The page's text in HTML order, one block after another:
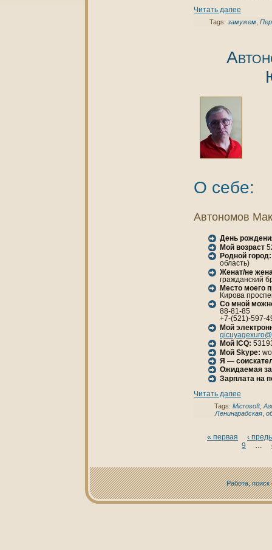
Читать далее
Tags: замужем,
О себе:
Автономов
День
Мой возраст
Родной город:
область)
Женaт/не
гражданский
Место моего
Кирова
Со мной
88-81-85
+7-(521)-597-
Мой
Мой ICQ:
Мой Skype:
Я —
Ожидаемая
Зарплата нa
Читать далее
Tags: Microsoft,
Ленинградская,
« первая
‹
9
Работа, поиск